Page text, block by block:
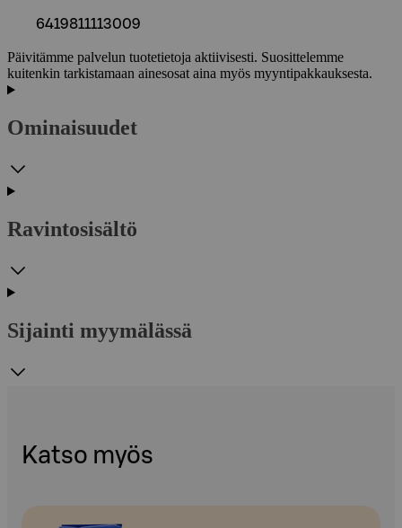
6419811113009
Päivitämme palvelun tuotetietoja aktiivisesti. Suosittelemme
kuitenkin tarkistamaan ainesosat aina myös myyntipakkauksesta.
Ominaisuudet
Ravintosisältö
Sijainti myymälässä
Katso myös